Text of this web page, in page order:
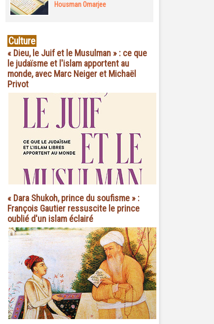
Housman Omarjee
Culture
« Dieu, le Juif et le Musulman » : ce que
le judaïsme et l'islam apportent au
monde, avec Marc Neiger et Michaël
Privot
« Dara Shukoh, prince du soufisme » :
François Gautier ressuscite le prince
oublié d'un islam éclairé